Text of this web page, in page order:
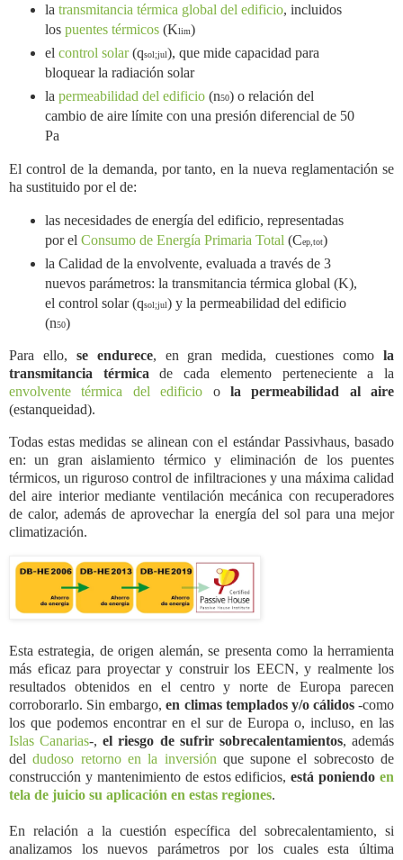
la transmitancia térmica global del edificio, incluidos
los puentes térmicos(Klim)
el control solar(qsol;jul), que mide capacidad para
bloquear la radiación solar
la permeabilidad del edificio(n50) o relación del
cambio de aire límite con una presión diferencial de 50
Pa
El control de la demanda, por tanto, en la nueva reglamentación se
ha sustituido por el de:
las necesidades de energía del edificio, representadas
por el Consumo de Energía Primaria Total (Cep,tot)
la Calidad de la envolvente, evaluada a través de 3
nuevos parámetros: la transmitancia térmica global (K),
el control solar (qsol;jul) y la permeabilidad del edificio
(n50)
Para ello, se endurece, en gran medida,cuestiones comola
transmitancia térmica de cada elemento perteneciente a la
envolvente térmica del edificio o lapermeabilidad al aire
(estanqueidad).
Todas estas medidas se alinean con el estándar Passivhaus, basado
en: un gran aislamiento térmico y eliminación de los puentes
térmicos, un riguroso control de infiltraciones y una máxima calidad
del aire interior mediante ventilación mecánica con recuperadores
de calor, además de aprovechar la energía del sol para una mejor
climatización.
Esta estrategia, de origen alemán, se presenta como la herramienta
más eficaz para proyectar y construir los EECN, y realmente los
resultados obtenidos en el centro y norte de Europa parecen
corroborarlo. Sin embargo,en climas templados y/o cálidos-como
los que podemos encontrar en el sur de Europa o, incluso, en las
Islas Canarias-,el riesgo de sufrir sobrecalentamientos, además
deldudoso retorno en la inversión que supone el sobrecosto de
construcción y mantenimiento de estos edificios,está poniendo en
tela de juicio su aplicación en estas regiones.
En relación a la cuestión específica del sobrecalentamiento, si
analizamos los nuevos parámetros por los cuales esta última